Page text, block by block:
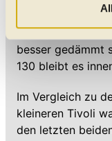
welche Kategorien
Daten verarbeitet,
geben. Bitte
Einschränkung
Funktionalitäten
können die
Strecken fällt vor
Innenraum
besser gedämmt
130 bleibt es
Im Vergleich zu
kleineren Tivoli
den letzten